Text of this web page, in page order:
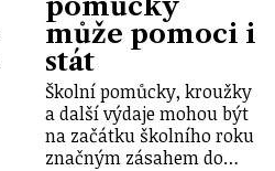
může pomoci i
stát
Školní pomůcky, kroužky
a další výdaje mohou být
na začátku školního roku
značným zásahem do…